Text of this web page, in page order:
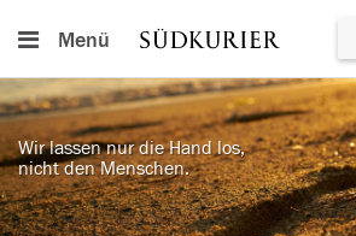
Menü
Wir lassen nur die Hand los,
nicht den Menschen.